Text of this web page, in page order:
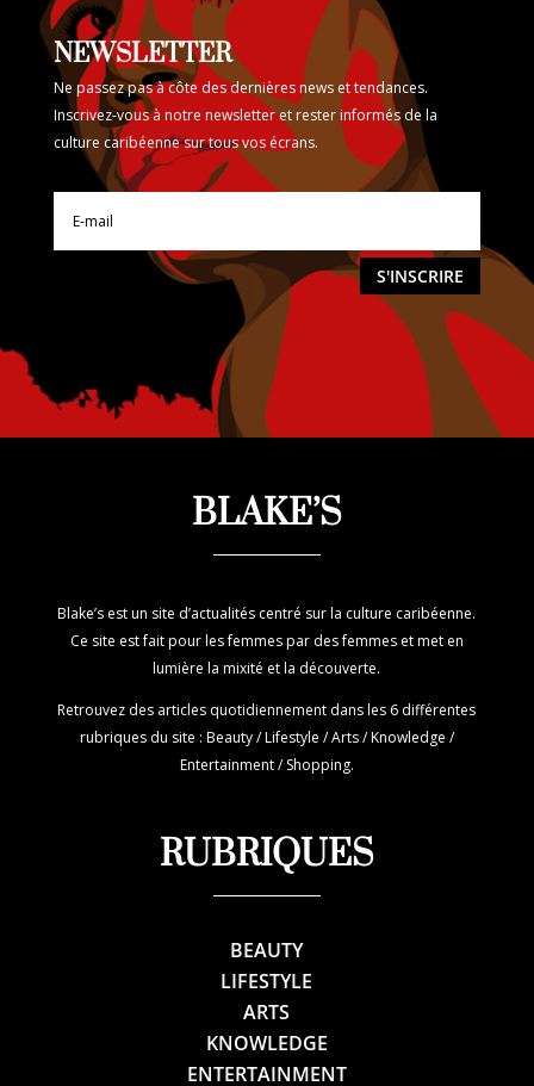
NEWSLETTER
Ne passez pas à côte des dernières news et tendances.
Inscrivez-vous à notre newsletter et rester informés de la
culture caribéenne sur tous vos écrans.
S'INSCRIRE
BLAKE’S
Blake’s est un site d’actualités centré sur la culture caribéenne.
Ce site est fait pour les femmes par des femmes et met en
lumière la mixité et la découverte.
Retrouvez des articles quotidiennement dans les 6 différentes
rubriques du site : Beauty / Lifestyle / Arts / Knowledge /
Entertainment / Shopping.
RUBRIQUES
BEAUTY
LIFESTYLE
ARTS
KNOWLEDGE
ENTERTAINMENT